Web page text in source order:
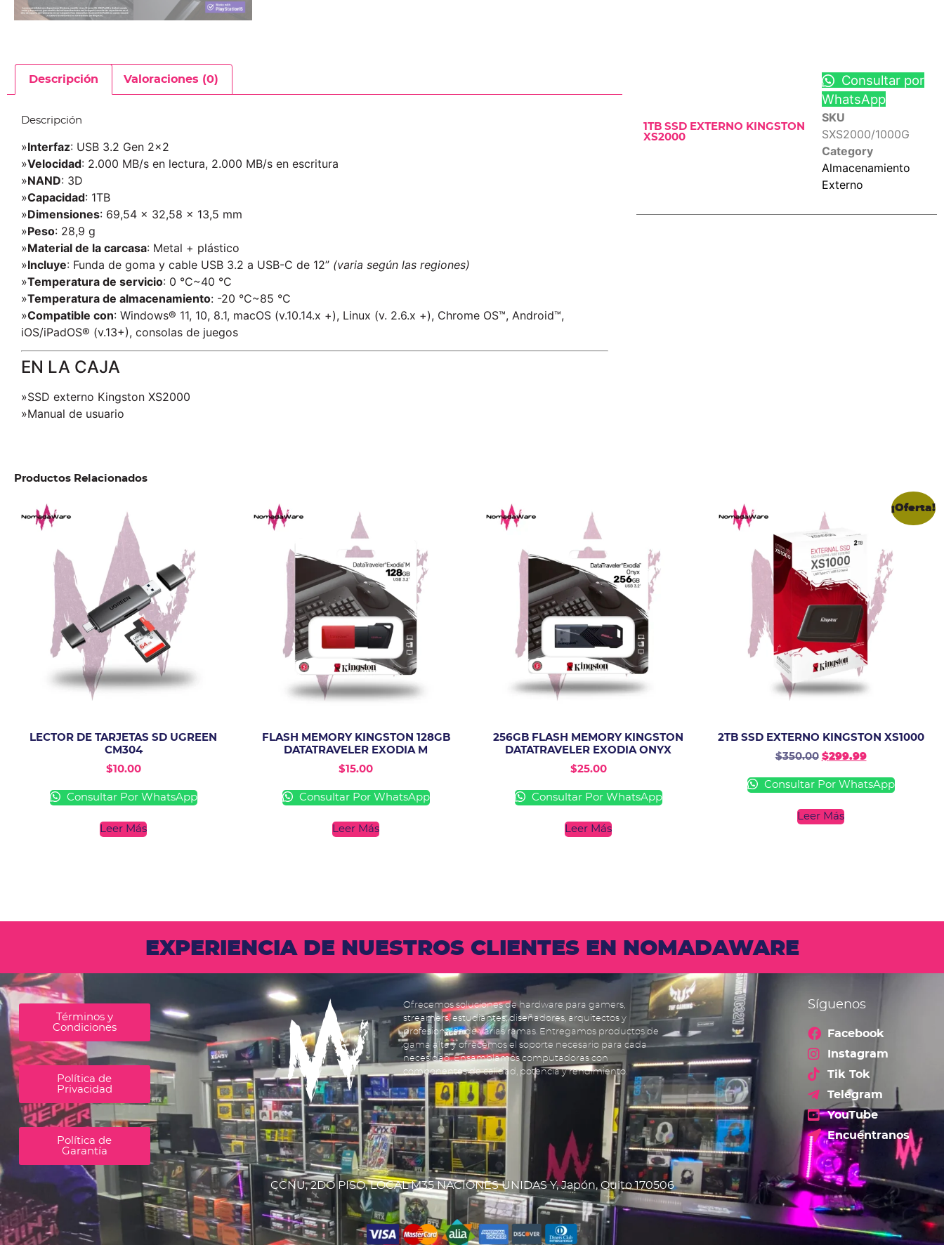
Descripción Valoraciones (0)
Descripción
»Interfaz: USB 3.2 Gen 2×2
»Velocidad: 2.000 MB/s en lectura, 2.000 MB/s en escritura
»NAND: 3D
»Capacidad: 1TB
»Dimensiones: 69,54 x 32,58 x 13,5 mm
»Peso: 28,9 g
»Material de la carcasa: Metal + plástico
»Incluye: Funda de goma y cable USB 3.2 a USB-C de 12” (varia según las regiones)
»Temperatura de servicio: 0 °C~40 °C
»Temperatura de almacenamiento: -20 °C~85 °C
»Compatible con: Windows® 11, 10, 8.1, macOS (v.10.14.x +), Linux (v. 2.6.x +), Chrome OS™, Android™,
iOS/iPadOS® (v.13+), consolas de juegos
EN LA CAJA
»SSD externo Kingston XS2000
»Manual de usuario
1TB SSD EXTERNO KINGSTON
XS2000
Consultar por
WhatsApp
SKU
SXS2000/1000G
Category
Almacenamiento
Externo
Productos Relacionados
LECTOR DE TARJETAS SD UGREEN
CM304
$10.00
Consultar Por WhatsApp
Leer Más
FLASH MEMORY KINGSTON 128GB
DATATRAVELER EXODIA M
$15.00
Consultar Por WhatsApp
Leer Más
256GB FLASH MEMORY KINGSTON
DATATRAVELER EXODIA ONYX
$25.00
Consultar Por WhatsApp
Leer Más
¡Oferta!
2TB SSD EXTERNO KINGSTON XS1000
$350.00 $299.99
Consultar Por WhatsApp
Leer Más
EXPERIENCIA DE NUESTROS CLIENTES EN NOMADAWARE
Términos y
Condiciones
Política de
Privacidad
Política de
Garantía
Ofrecemos soluciones de hardware para gamers,
streamers, estudiantes, diseñadores, arquitectos y
profesionales de varias ramas. Entregamos productos de
gama alta y ofrecemos el soporte necesario para cada
necesidad. Ensamblamos computadoras con
componentes de calidad, potencia y rendimiento.
Síguenos
Facebook
Instagram
Tik Tok
Telegram
YouTube
Encuéntranos
CCNU, 2DO PISO, LOCAL M35 NACIONES UNIDAS Y, Japón, Quito 170506